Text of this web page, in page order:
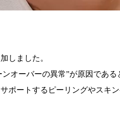
しました。
オーバーの異常”が原因である
ポートするピーリングやスキ